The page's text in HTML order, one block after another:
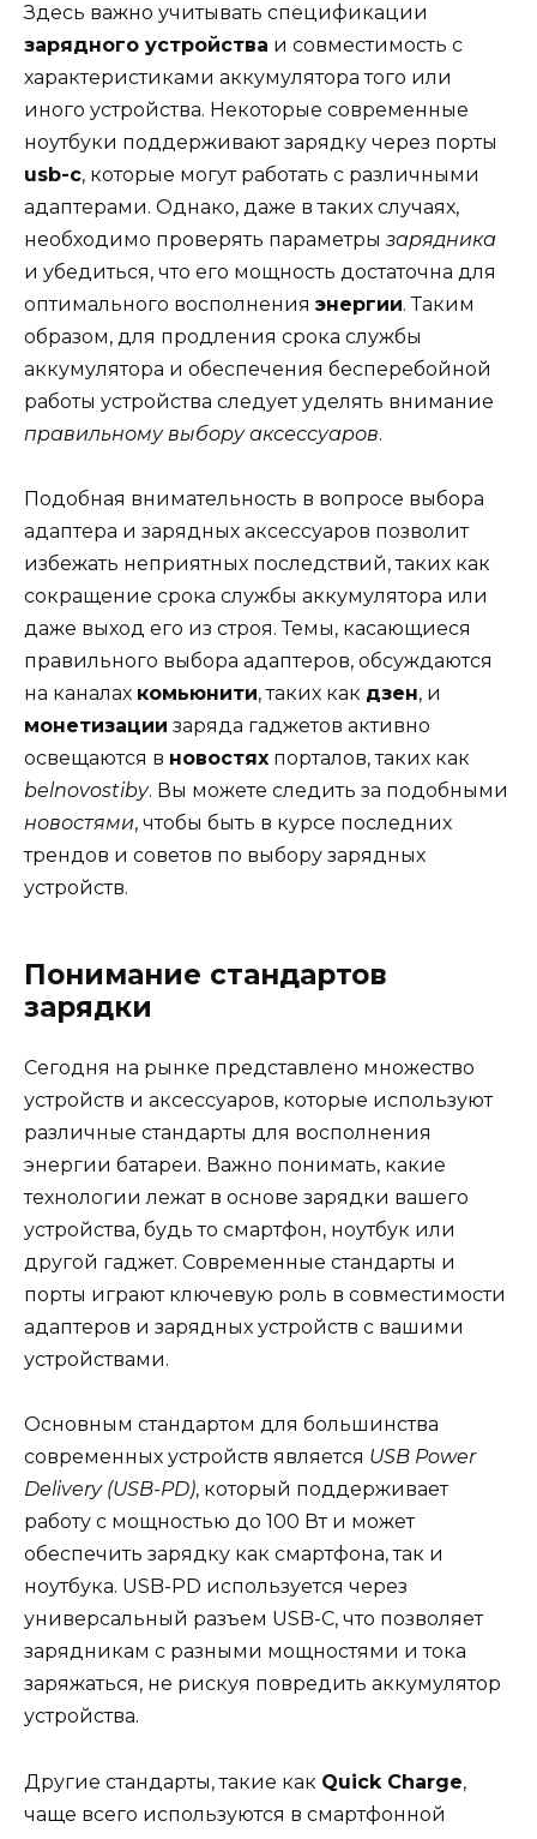
Здесь важно учитывать спецификации
зарядного устройства и совместимость с
характеристиками аккумулятора того или
иного устройства. Некоторые современные
ноутбуки поддерживают зарядку через порты
usb-c, которые могут работать с различными
адаптерами. Однако, даже в таких случаях,
необходимо проверять параметры зарядника
и убедиться, что его мощность достаточна для
оптимального восполнения энергии. Таким
образом, для продления срока службы
аккумулятора и обеспечения бесперебойной
работы устройства следует уделять внимание
правильному выбору аксессуаров.
Подобная внимательность в вопросе выбора
адаптера и зарядных аксессуаров позволит
избежать неприятных последствий, таких как
сокращение срока службы аккумулятора или
даже выход его из строя. Темы, касающиеся
правильного выбора адаптеров, обсуждаются
на каналах комьюнити, таких как дзен, и
монетизации заряда гаджетов активно
освещаются в новостях порталов, таких как
belnovostiby. Вы можете следить за подобными
новостями, чтобы быть в курсе последних
трендов и советов по выбору зарядных
устройств.
Понимание стандартов
зарядки
Сегодня на рынке представлено множество
устройств и аксессуаров, которые используют
различные стандарты для восполнения
энергии батареи. Важно понимать, какие
технологии лежат в основе зарядки вашего
устройства, будь то смартфон, ноутбук или
другой гаджет. Современные стандарты и
порты играют ключевую роль в совместимости
адаптеров и зарядных устройств с вашими
устройствами.
Основным стандартом для большинства
современных устройств является USB Power
Delivery (USB-PD), который поддерживает
работу с мощностью до 100 Вт и может
обеспечить зарядку как смартфона, так и
ноутбука. USB-PD используется через
универсальный разъем USB-C, что позволяет
зарядникам с разными мощностями и тока
заряжаться, не рискуя повредить аккумулятор
устройства.
Другие стандарты, такие как Quick Charge,
чаще всего используются в смартфонной